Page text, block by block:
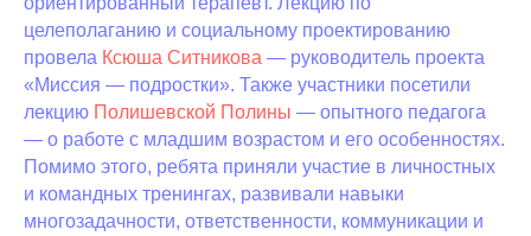
целеполаганию и социальному проектированию
провела Ксюша Ситникова — руководитель проекта
«Миссия — подростки». Также участники посетили
лекцию Полишевской Полины — опытного педагога
— о работе с младшим возрастом и его особенностях.
Помимо этого, ребята приняли участие в личностных
и командных тренингах, развивали навыки
многозадачности, ответственности, коммуникации и